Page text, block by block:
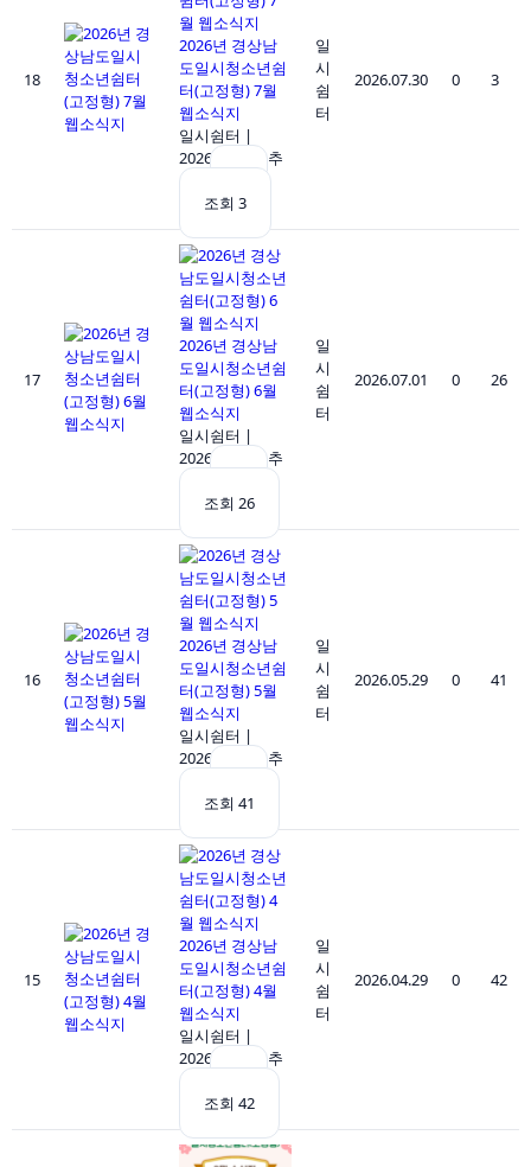
18
2026년 경상남
도일시청소년쉼
터(고정형) 7월
웹소식지
일시쉼터 |
2026.07.30
| 추
천 0
조회 3
일
시
쉼
터
2026.07.30 0 3
17
2026년 경상남
도일시청소년쉼
터(고정형) 6월
웹소식지
일시쉼터 |
2026.07.01
| 추
천 0
조회 26
일
시
쉼
터
2026.07.01 0 26
16
2026년 경상남
도일시청소년쉼
터(고정형) 5월
웹소식지
일시쉼터 |
2026.05.29
| 추
천 0
조회 41
일
시
쉼
터
2026.05.29 0 41
15
2026년 경상남
도일시청소년쉼
터(고정형) 4월
웹소식지
일시쉼터 |
2026.04.29
| 추
천 0
조회 42
일
시
쉼
터
2026.04.29 0 42